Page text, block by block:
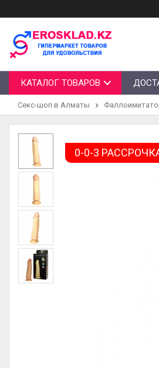
КАТАЛОГ ТОВАРОВ
Секс-шоп в Алматы
0-0-3